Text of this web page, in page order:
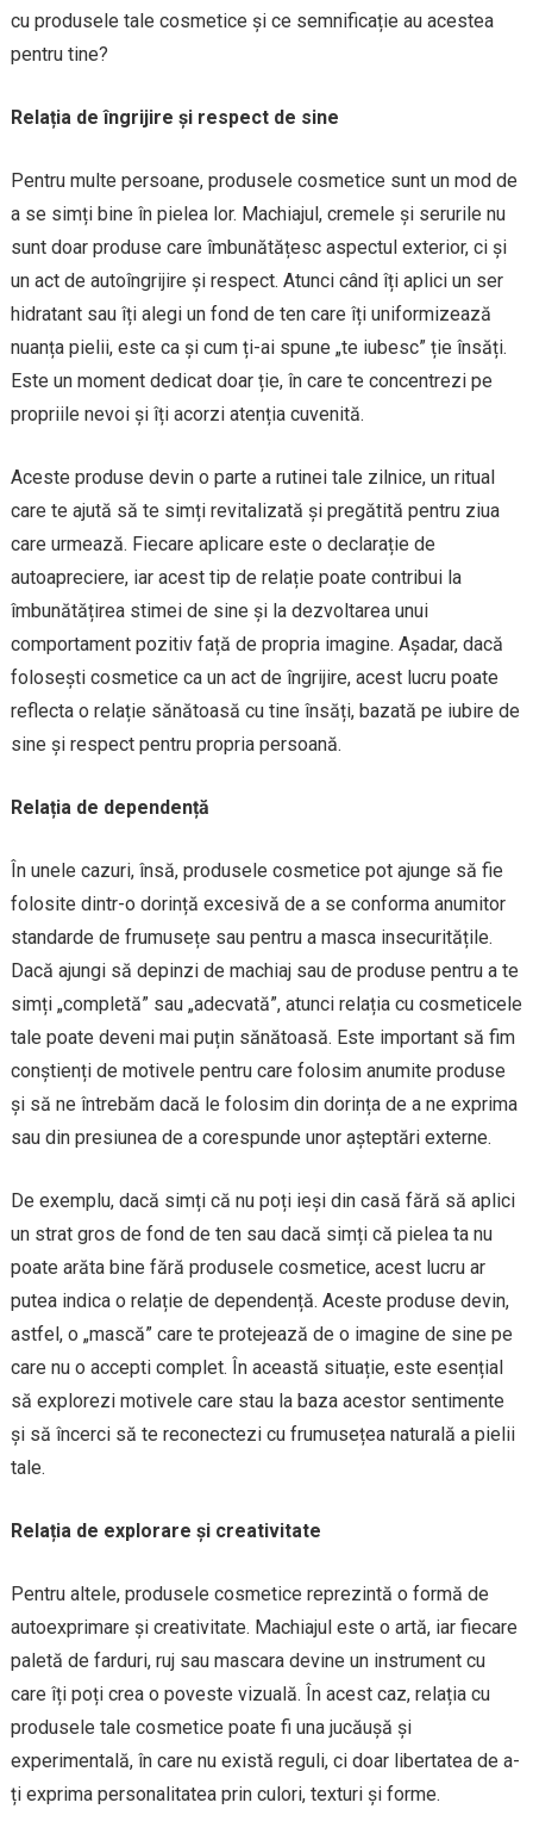
cu produsele tale cosmetice și ce semnificație au acestea
pentru tine?
Relația de îngrijire și respect de sine
Pentru multe persoane, produsele cosmetice sunt un mod de
a se simți bine în pielea lor. Machiajul, cremele și serurile nu
sunt doar produse care îmbunătățesc aspectul exterior, ci și
un act de autoîngrijire și respect. Atunci când îți aplici un ser
hidratant sau îți alegi un fond de ten care îți uniformizează
nuanța pielii, este ca și cum ți-ai spune „te iubesc” ție însăți.
Este un moment dedicat doar ție, în care te concentrezi pe
propriile nevoi și îți acorzi atenția cuvenită.
Aceste produse devin o parte a rutinei tale zilnice, un ritual
care te ajută să te simți revitalizată și pregătită pentru ziua
care urmează. Fiecare aplicare este o declarație de
autoapreciere, iar acest tip de relație poate contribui la
îmbunătățirea stimei de sine și la dezvoltarea unui
comportament pozitiv față de propria imagine. Așadar, dacă
folosești cosmetice ca un act de îngrijire, acest lucru poate
reflecta o relație sănătoasă cu tine însăți, bazată pe iubire de
sine și respect pentru propria persoană.
Relația de dependență
În unele cazuri, însă, produsele cosmetice pot ajunge să fie
folosite dintr-o dorință excesivă de a se conforma anumitor
standarde de frumusețe sau pentru a masca insecuritățile.
Dacă ajungi să depinzi de machiaj sau de produse pentru a te
simți „completă” sau „adecvată”, atunci relația cu cosmeticele
tale poate deveni mai puțin sănătoasă. Este important să fim
conștienți de motivele pentru care folosim anumite produse
și să ne întrebăm dacă le folosim din dorința de a ne exprima
sau din presiunea de a corespunde unor așteptări externe.
De exemplu, dacă simți că nu poți ieși din casă fără să aplici
un strat gros de fond de ten sau dacă simți că pielea ta nu
poate arăta bine fără produsele cosmetice, acest lucru ar
putea indica o relație de dependență. Aceste produse devin,
astfel, o „mască” care te protejează de o imagine de sine pe
care nu o accepti complet. În această situație, este esențial
să explorezi motivele care stau la baza acestor sentimente
și să încerci să te reconectezi cu frumusețea naturală a pielii
tale.
Relația de explorare și creativitate
Pentru altele, produsele cosmetice reprezintă o formă de
autoexprimare și creativitate. Machiajul este o artă, iar fiecare
paletă de farduri, ruj sau mascara devine un instrument cu
care îți poți crea o poveste vizuală. În acest caz, relația cu
produsele tale cosmetice poate fi una jucăușă și
experimentală, în care nu există reguli, ci doar libertatea de a-
ți exprima personalitatea prin culori, texturi și forme.